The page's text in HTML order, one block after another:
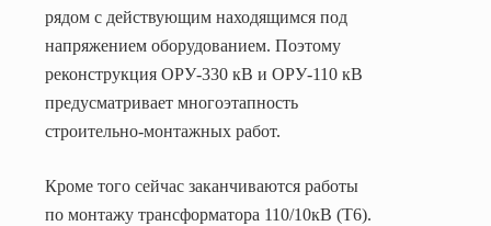
рядом с действующим находящимся под
напряжением оборудованием. Поэтому
реконструкция ОРУ-330 кВ и ОРУ-110 кВ
предусматривает многоэтапность
строительно-монтажных работ.
Кроме того сейчас заканчиваются работы
по монтажу трансформатора 110/10кВ (Т6).